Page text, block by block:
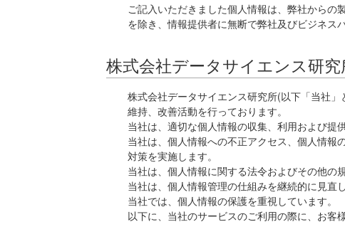
ご記入いただきました個人情報は、弊社からの
を除き、情報提供者に無断で弊社及びビジネス
株式会社データサイエンス研
株式会社データサイエンス研究所(以下「当社
維持、改善活動を行っております。
当社は、適切な個人情報の収集、利用および提
当社は、個人情報への不正アクセス、個人情報
対策を実施します。
当社は、個人情報に関する法令およびその他の
当社は、個人情報管理の仕組みを継続的に見直
当社では、個人情報の保護を重視しています。
以下に、当社のサービスのご利用の際に、お客